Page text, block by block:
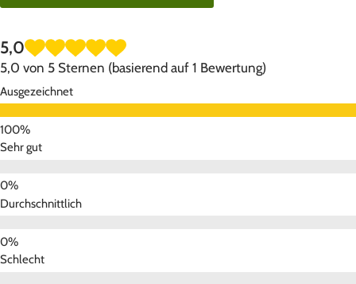
5,0
5,0 von 5 Sternen (basierend auf 1 Bewertung)
Ausgezeichnet
Sehr gut
Durchschnittlich
Schlecht